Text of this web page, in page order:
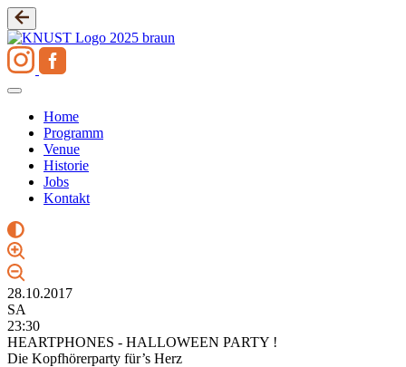
Zum
Inhalt
springen
Home
Programm
Venue
Historie
Jobs
Kontakt
28.10.2017
SA
23:30
HEARTPHONES - HALLOWEEN PARTY !
Die Kopfhörerparty für’s Herz